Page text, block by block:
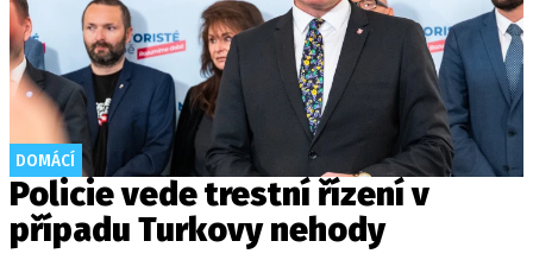
DOMÁCÍ
Policie vede trestní řízení v
případu Turkovy nehody